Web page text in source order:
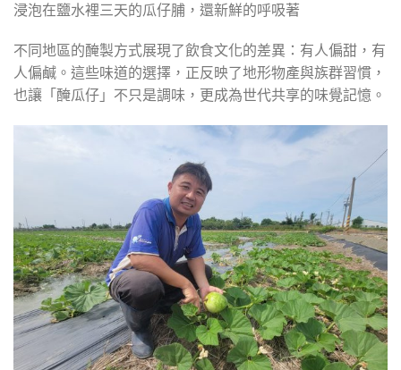
浸泡在鹽水裡三天的瓜仔脯，還新鮮的呼吸著
不同地區的醃製方式展現了飲食文化的差異：有人偏甜，有
人偏鹹。這些味道的選擇，正反映了地形物產與族群習慣，
也讓「醃瓜仔」不只是調味，更成為世代共享的味覺記憶。